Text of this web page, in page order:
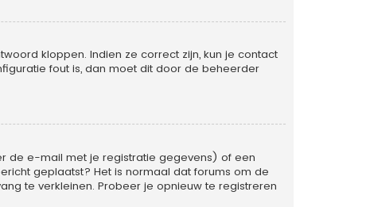
kloppen. Indien ze correct zijn, kun je contact
fout is, dan moet dit door de beheerder
de e-mail met je registratie gegevens) of een
geplaatst? Het is normaal dat forums om de
te verkleinen. Probeer je opnieuw te registreren